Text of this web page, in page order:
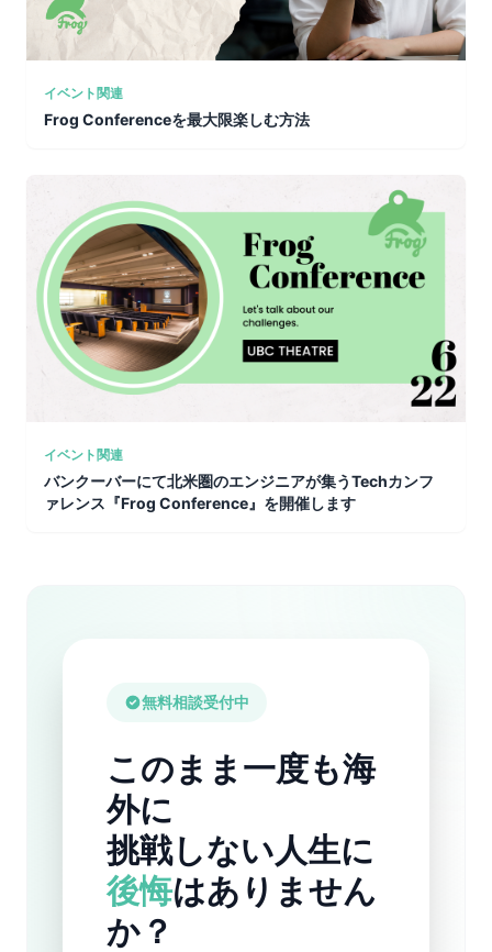
イベント関連
Frog Conferenceを最大限楽しむ方法
イベント関連
バンクーバーにて北米圏のエンジニアが集うTechカンフ
ァレンス『Frog Conference』を開催します
無料相談受付中
このまま一度も海
外に
挑戦しない人生に
後悔はありません
か？